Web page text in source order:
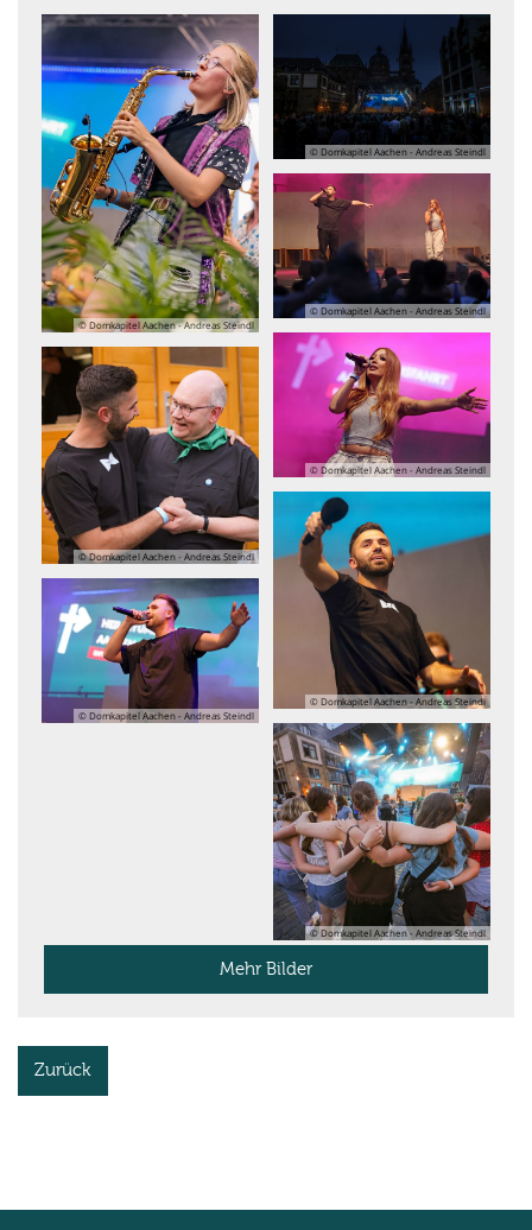
© Domkapitel Aachen - Andreas Steindl
© Domkapitel Aachen - Andreas Steindl
© Domkapitel Aachen - Andreas Steindl
© Domkapitel Aachen - Andreas Steindl
© Domkapitel Aachen - Andreas Steindl
© Domkapitel Aachen - Andreas Steindl
© Domkapitel Aachen - Andreas Steindl
© Domkapitel Aachen - Andreas Steindl
Mehr Bilder
Zurück